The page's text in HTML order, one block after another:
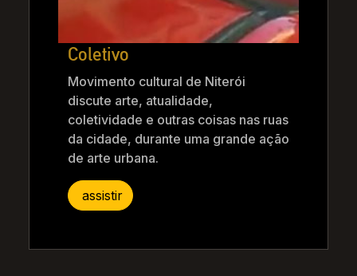
Coletivo
Movimento cultural de Niterói
discute arte, atualidade,
coletividade e outras coisas nas ruas
da cidade, durante uma grande ação
de arte urbana.
assistir